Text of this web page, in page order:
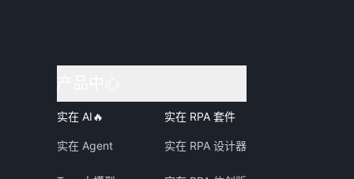
实在 AI🔥
实在 Agent
实在 RPA 套件
实在 RPA 设计器